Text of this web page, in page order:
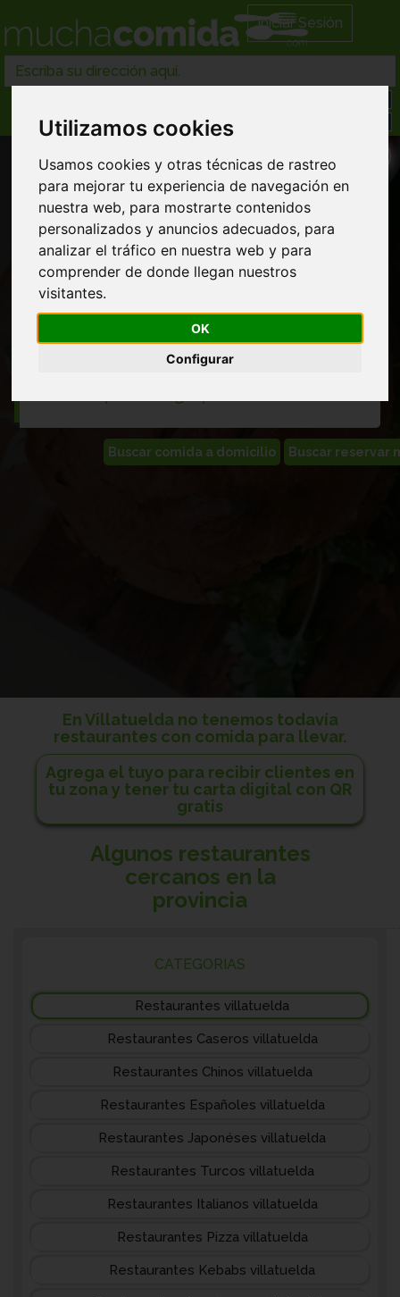
Utilizamos cookies
Usamos cookies y otras técnicas de rastreo
para mejorar tu experiencia de navegación en
nuestra web, para mostrarte contenidos
personalizados y anuncios adecuados, para
analizar el tráfico en nuestra web y para
comprender de donde llegan nuestros
visitantes.
OK
Configurar
Iniciar Sesión
Restaurantes americanos en Villatuelda
En Villatuelda no tenemos todavía
restaurantes con comida para llevar.
Agrega el tuyo para recibir clientes en
tu zona y tener tu carta digital con QR
gratis
Algunos restaurantes
cercanos en la
provincia
CATEGORIAS
Restaurantes villatuelda
Restaurantes Caseros villatuelda
Restaurantes Chinos villatuelda
Restaurantes Españoles villatuelda
Restaurantes Japonéses villatuelda
Restaurantes Turcos villatuelda
Restaurantes Italianos villatuelda
Restaurantes Pizza villatuelda
Restaurantes Kebabs villatuelda